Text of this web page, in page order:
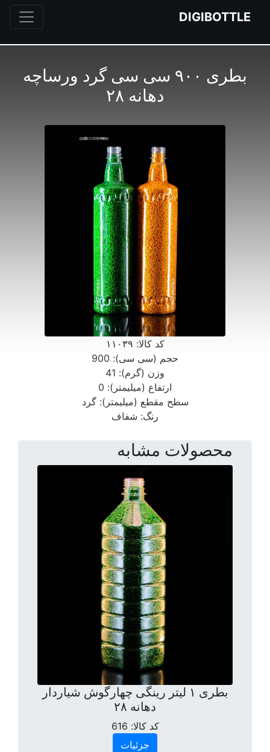
DIGIBOTTLE
بطری ۹۰۰ سی سی گرد ورساچه
دهانه ۲۸
کد کالا: ۱۱۰۳۹
حجم (سی سی): 900
وزن (گرم): 41
ارتفاع (میلیمتر): 0
سطح مقطع (میلیمتر):گرد
رنگ: شفاف
محصولات مشابه
بطری ۱ لیتر رینگی چهارگوش شیاردار
دهانه ۲۸
کد کالا: 616
جزئیات